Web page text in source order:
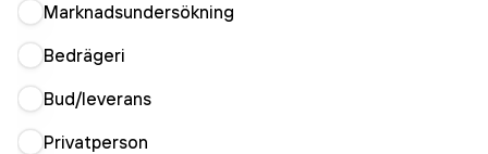
Marknadsundersökning
Bedrägeri
Bud/leverans
Privatperson